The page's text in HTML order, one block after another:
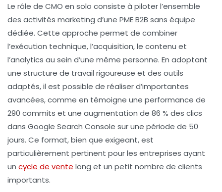
Le rôle de CMO en solo consiste à piloter l’ensemble
des activités marketing d’une PME B2B sans équipe
dédiée. Cette approche permet de combiner
l’exécution technique, l’acquisition, le contenu et
l’analytics au sein d’une même personne. En adoptant
une structure de travail rigoureuse et des outils
adaptés, il est possible de réaliser d’importantes
avancées, comme en témoigne une performance de
290 commits et une augmentation de 86 % des clics
dans Google Search Console sur une période de 50
jours. Ce format, bien que exigeant, est
particulièrement pertinent pour les entreprises ayant
un cycle de vente long et un petit nombre de clients
importants.